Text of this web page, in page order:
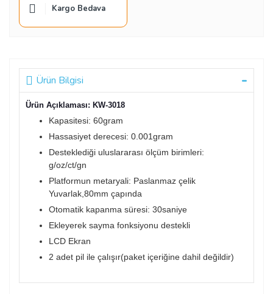
Kargo Bedava
Ürün Bilgisi
Ürün Açıklaması: KW-3018
Kapasitesi: 60gram
Hassasiyet derecesi: 0.001gram
Desteklediği uluslararası ölçüm birimleri:
g/oz/ct/gn
Platformun metaryali: Paslanmaz çelik
Yuvarlak,80mm çapında
Otomatik kapanma süresi: 30saniye
Ekleyerek sayma fonksiyonu destekli
LCD Ekran
2 adet pil ile çalışır(paket içeriğine dahil değildir)